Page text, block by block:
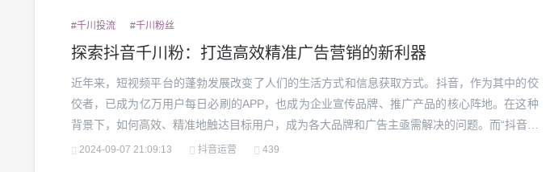
#千川投流 #千川粉丝
探索抖音千川粉：打造高效精准广告营销的新利器
近年来，短视频平台的蓬勃发展改变了人们的生活方式和信息获取方式。抖音，作为其中的佼
佼者，已成为亿万用户每日必刷的APP，也成为企业宣传品牌、推广产品的核心阵地。在这种
背景下，如何高效、精准地触达目标用户，成为各大品牌和广告主亟需解决的问题。而“抖音千
川粉”正是在这一需求中应运而生的解决方案。抖音千川粉是什么？抖音千川粉，是指通过抖音
2024-09-07 21:09:13 抖音运营 439